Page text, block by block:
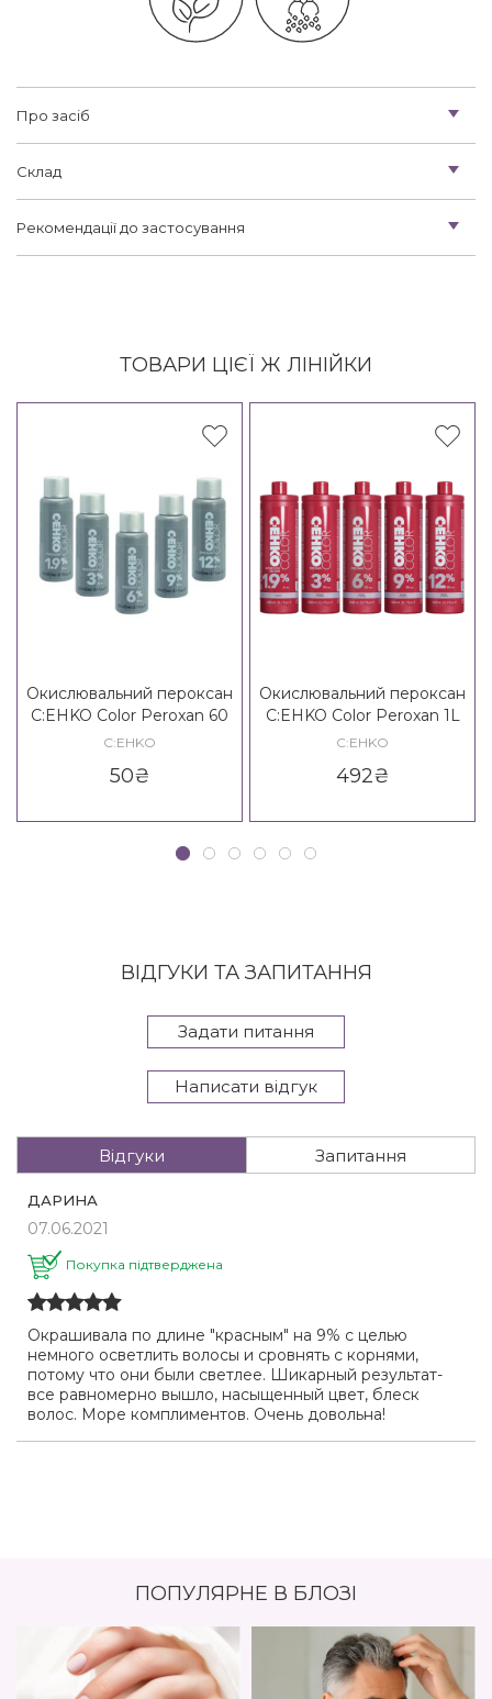
Про засіб
Склад
Рекомендації до застосування
ТОВАРИ ЦІЄЇ Ж ЛІНІЙКИ
Окислювальний пероксан
C:EHKO Color Peroxan 60
ml
C:EHKO
50₴
Окислювальний пероксан
C:EHKO Color Peroxan 1L
C:EHKO
492₴
ВІДГУКИ ТА ЗАПИТАННЯ
Задати питання
Написати відгук
Відгуки Запитання
ДАРИНА
07.06.2021
Покупка підтверджена
Окрашивала по длине "красным" на 9% с целью
немного осветлить волосы и сровнять с корнями,
потому что они были светлее. Шикарный результат-
все равномерно вышло, насыщенный цвет, блеск
волос. Море комплиментов. Очень довольна!
ПОПУЛЯРНЕ В БЛОЗІ